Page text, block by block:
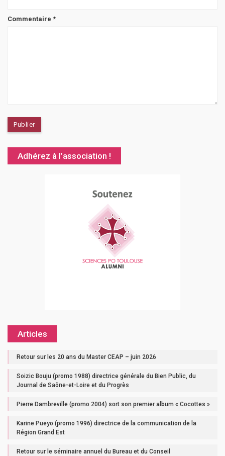
Commentaire *
Adhérez à l’association !
Articles
Retour sur les 20 ans du Master CEAP – juin 2026
Soizic Bouju (promo 1988) directrice générale du Bien Public, du
Journal de Saône-et-Loire et du Progrès
Pierre Dambreville (promo 2004) sort son premier album « Cocottes »
Karine Pueyo (promo 1996) directrice de la communication de la
Région Grand Est
Retour sur le séminaire annuel du Bureau et du Conseil